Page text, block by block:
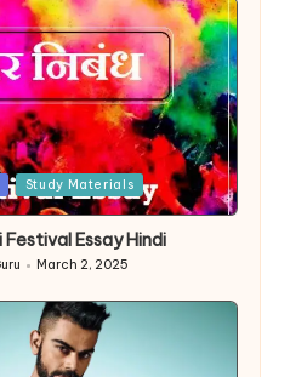
Study Materials
Festival Essay Hindi
March 2, 2025